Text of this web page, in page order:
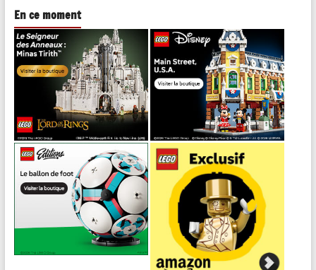
En ce moment